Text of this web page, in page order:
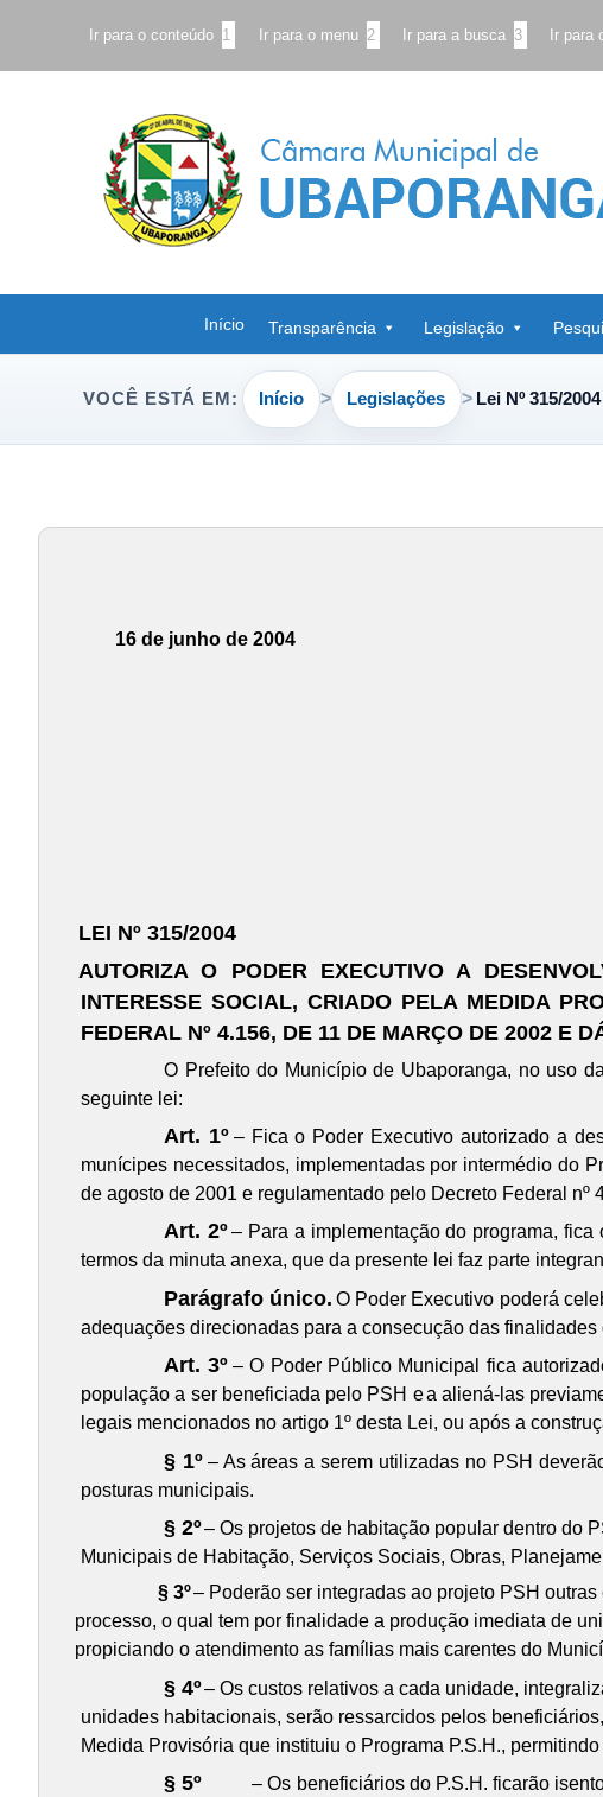
Ir para o conteúdo 1 Ir para o menu 2 Ir para a busca 3 Ir para
Início Transparência Legislação
VOCÊ ESTÁ EM: Início Legislações Lei Nº 315/2004
16 de junho de 2004
LEI Nº 315/2004
AUTORIZA O PODER EXECUTIVO A
INTERESSE SOCIAL, CRIADO PELA MEDIDA
FEDERAL Nº 4.156, DE 11 DE MARÇO DE 2002 E
O Prefeito do Município de Ubaporanga, no uso
seguinte lei:
Art. 1º– Fica o Poder Executivo autorizado a
munícipes necessitados, implementadas por intermédio do
de agosto de 2001 e regulamentado pelo Decreto Federal nº
Art. 2º– Para a implementação do programa, fica
termos da minuta anexa, que da presente lei faz parte
Parágrafo único.O Poder Executivo poderá
adequações direcionadas para a consecução das finalidades
Art. 3º– O Poder Público Municipal fica
população a ser beneficiada pelo PSH ea aliená-las
legais mencionados no artigo 1º desta Lei, ou após a
§ 1º– As áreas a serem utilizadas no PSH
posturas municipais.
§ 2º– Os projetos de habitação popular dentro do
Municipais de Habitação, Serviços Sociais, Obras,
§ 3º– Poderão ser integradas ao projeto PSH
processo, o qual tem por finalidade a produção imediata de
propiciando o atendimento as famílias mais carentes do
§ 4º– Os custos relativos a cada unidade,
unidades habitacionais, serão ressarcidos pelos
Medida Provisória que instituiu o Programa P.S.H.,
§ 5º
– Os beneficiários do P.S.H. ficarão